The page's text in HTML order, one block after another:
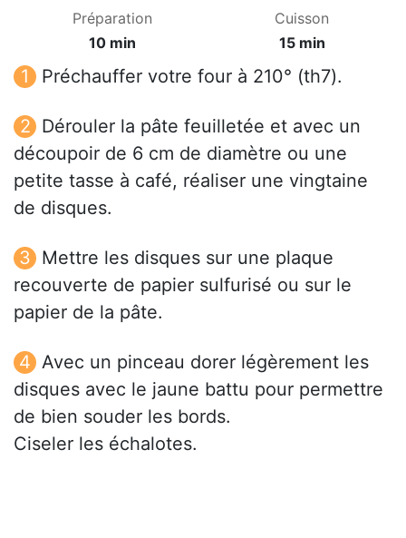
Préparation
10 min
Cuisson
15 min
Préchauffer votre four à 210° (th7).
Dérouler la pâte feuilletée et avec un
découpoir de 6 cm de diamètre ou une
petite tasse à café, réaliser une vingtaine
de disques.
Mettre les disques sur une plaque
recouverte de papier sulfurisé ou sur le
papier de la pâte.
Avec un pinceau dorer légèrement les
disques avec le jaune battu pour permettre
de bien souder les bords.
Ciseler les échalotes.